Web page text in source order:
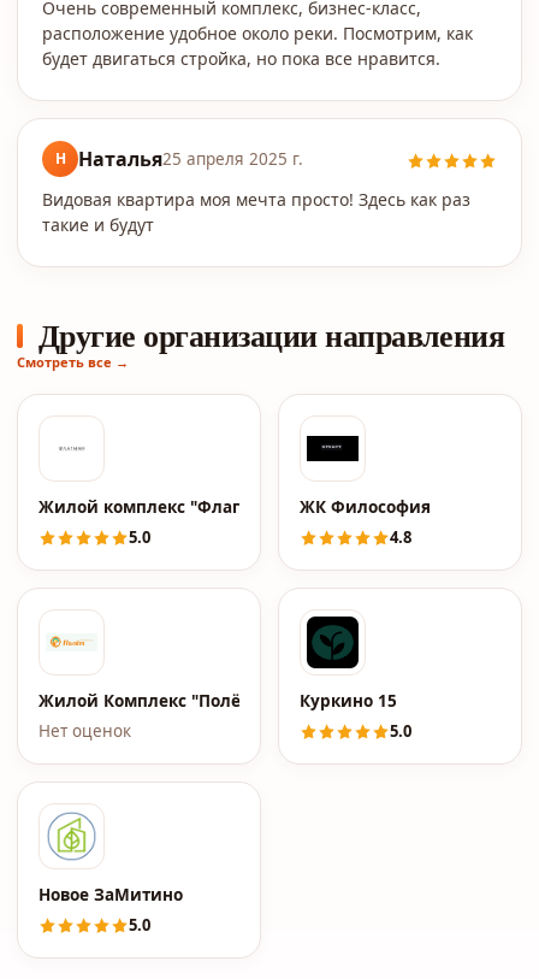
Очень современный комплекс, бизнес-класс,
расположение удобное около реки. Посмотрим, как
будет двигаться стройка, но пока все нравится.
Н Наталья25 апреля 2025 г.
Видовая квартира моя мечта просто! Здесь как раз
такие и будут
Другие организации направления
Смотреть все →
Жилой комплекс "Флагман"
5.0
ЖК Философия
4.8
Жилой Комплекс "Полёт"
Нет оценок
Куркино 15
5.0
Новое ЗаМитино
5.0